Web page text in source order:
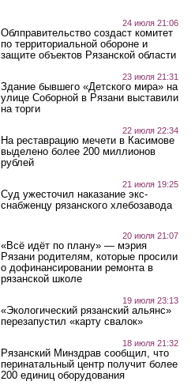
24 июля 21:06
Облправительство создаст комитет
по территориальной обороне и
защите объектов Рязанской области
23 июля 21:31
Здание бывшего «Детского мира» на
улице Соборной в Рязани выставили
на торги
22 июля 22:34
На реставрацию мечети в Касимове
выделено более 200 миллионов
рублей
21 июля 19:25
Суд ужесточил наказание экс-
снабженцу рязанского хлебозавода
20 июля 21:07
«Всё идёт по плану» — мэрия
Рязани родителям, которые просили
о дофинансировании ремонта в
рязанской школе
19 июля 23:13
«Экологический рязанский альянс»
перезапустил «карту свалок»
18 июля 21:32
Рязанский Минздрав сообщил, что
перинатальный центр получит более
200 единиц оборудования